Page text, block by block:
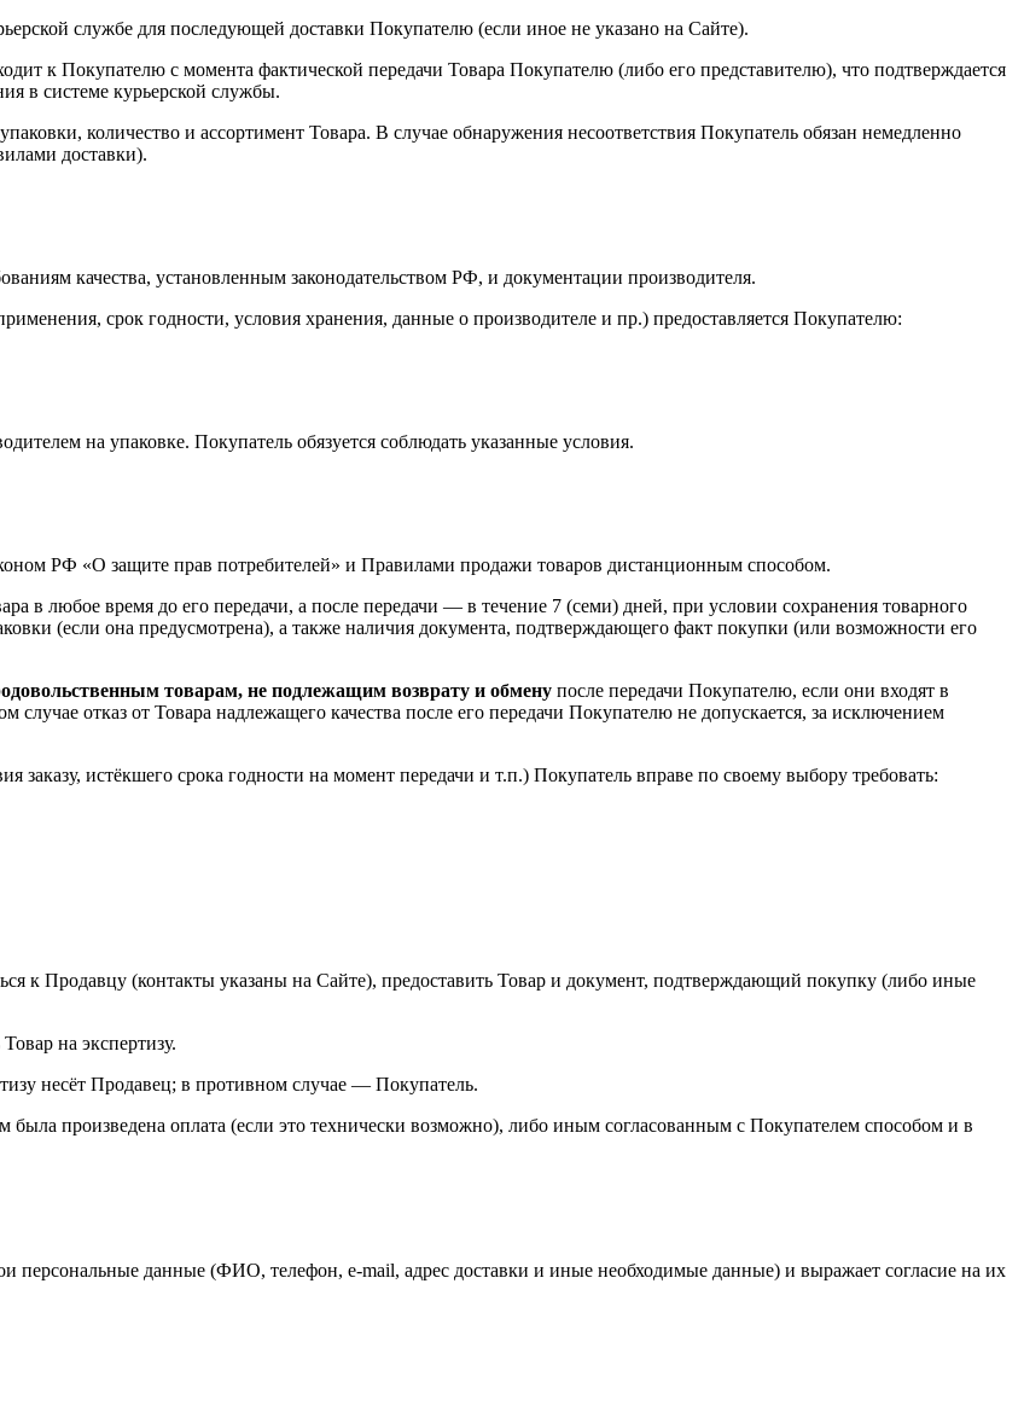
службе для последующей доставки Покупателю (если иное не указано на Сайте).
к Покупателю с момента фактической передачи Товара Покупателю (либо его представителю), что подтверждается
в системе курьерской службы.
количество и ассортимент Товара. В случае обнаружения несоответствия Покупатель обязан немедленно
доставки).
качества, установленным законодательством РФ, и документации производителя.
срок годности, условия хранения, данные о производителе и пр.) предоставляется Покупателю:
на упаковке. Покупатель обязуется соблюдать указанные условия.
РФ «О защите прав потребителей» и Правилами продажи товаров дистанционным способом.
в любое время до его передачи, а после передачи — в течение 7 (семи) дней, при условии сохранения товарного
(если она предусмотрена), а также наличия документа, подтверждающего факт покупки (или возможности его
товарам, не подлежащим возврату и обмену после передачи Покупателю, если они входят в
отказ от Товара надлежащего качества после его передачи Покупателю не допускается, за исключением
заказу, истёкшего срока годности на момент передачи и т.п.) Покупатель вправе по своему выбору требовать:
к Продавцу (контакты указаны на Сайте), предоставить Товар и документ, подтверждающий покупку (либо иные
на экспертизу.
несёт Продавец; в противном случае — Покупатель.
произведена оплата (если это технически возможно), либо иным согласованным с Покупателем способом и в
персональные данные (ФИО, телефон, e-mail, адрес доставки и иные необходимые данные) и выражает согласие на их